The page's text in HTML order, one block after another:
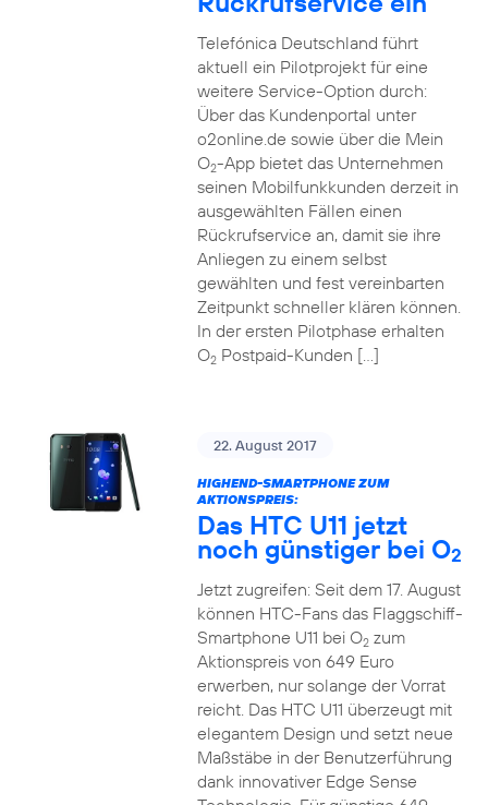
Telefónica Deutschland führt
aktuell ein Pilotprojekt für eine
weitere Service-Option durch:
Über das Kundenportal unter
o2online.de sowie über die Mein
O2-App bietet das Unternehmen
seinen Mobilfunkkunden derzeit in
ausgewählten Fällen einen
Rückrufservice an, damit sie ihre
Anliegen zu einem selbst
gewählten und fest vereinbarten
Zeitpunkt schneller klären können.
In der ersten Pilotphase erhalten
O2Postpaid-Kunden […]
22. August 2017
HIGHEND-SMARTPHONE ZUM
AKTIONSPREIS:
Das HTC U11 jetzt
noch günstiger bei O2
Jetzt zugreifen: Seit dem 17. August
können HTC-Fans das Flaggschiff-
Smartphone U11 bei O2zum
Aktionspreis von 649 Euro
erwerben, nur solange der Vorrat
reicht. Das HTC U11 überzeugt mit
elegantem Design und setzt neue
Maßstäbe in der Benutzerführung
dank innovativer Edge Sense